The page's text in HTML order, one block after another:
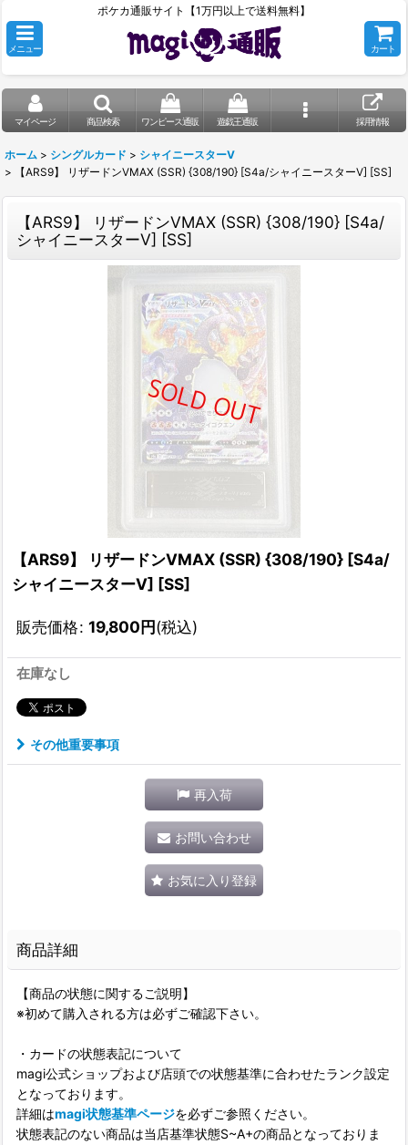
ポケカ通販サイト【1万円以上で送料無料】
メニュー カート
マイページ 商品検索 ワンピース通販 遊戯王通販 採用情報
ホーム > シングルカード > シャイニースターV
>
【ARS9】 リザードンVMAX (SSR) {308/190} [S4a/シャイニースターV] [SS]
【ARS9】 リザードンVMAX (SSR) {308/190} [S4a/
シャイニースターV] [SS]
【ARS9】 リザードンVMAX (SSR) {308/190} [S4a/
シャイニースターV] [SS]
販売価格: 19,800円(税込)
在庫なし
その他重要事項
再入荷
お問い合わせ
お気に入り登録
商品詳細
【商品の状態に関するご説明】
※初めて購入される方は必ずご確認下さい。
・カードの状態表記について
magi公式ショップおよび店頭での状態基準に合わせたランク設定
となっております。
詳細はmagi状態基準ページを必ずご参照ください。
状態表記のない商品は当店基準状態S~A+の商品となっておりま